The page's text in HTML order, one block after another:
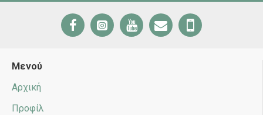
Μενού
Αρχική
Προφίλ